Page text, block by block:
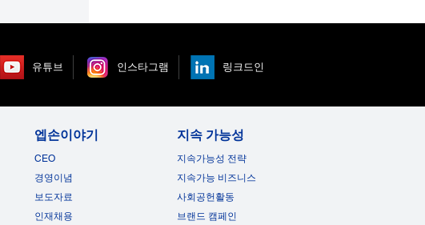
유튜브 인스타그램 링크드인
엡손이야기
CEO
경영이념
보도자료
인재채용
지속 가능성
지속가능성 전략
지속가능 비즈니스
사회공헌활동
브랜드 캠페인